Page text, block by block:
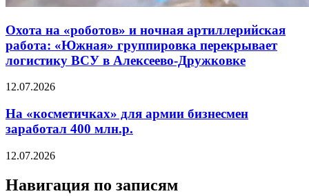
Охота на «роботов» и ночная артиллерийская
работа: «Южная» группировка перекрывает
логистику ВСУ в Алексеево-Дружковке
12.07.2026
На «косметичках» для армии бизнесмен
заработал 400 млн.р.
12.07.2026
Навигация по записям